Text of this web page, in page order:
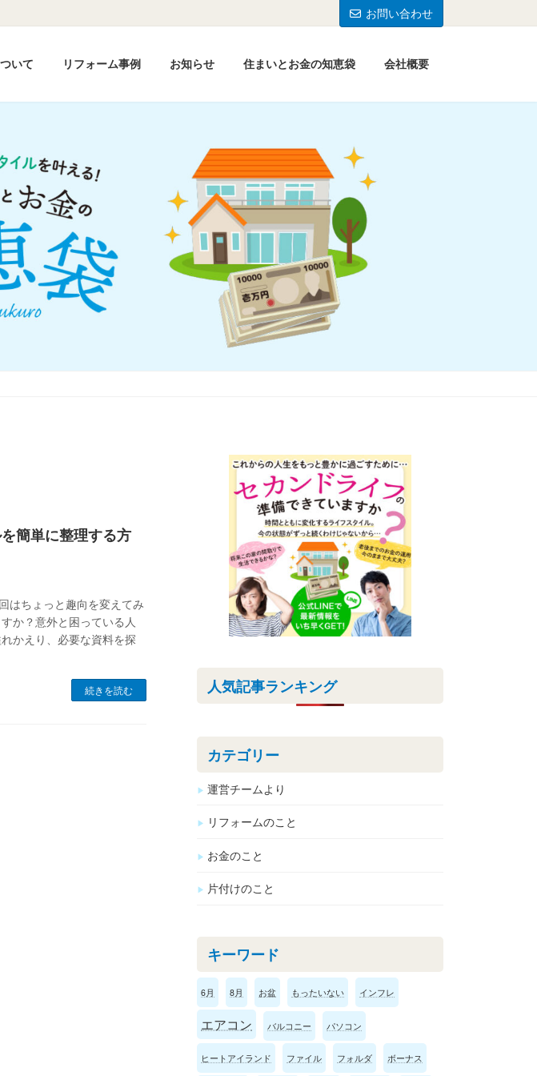
お問い合わせ
いて リフォーム事例 お知らせ 住まいとお金の知恵袋 会社概要
簡単に整理する方
はちょっと趣向を変えてみ
か？意外と困っている人
かえり、必要な資料を探
続きを読む 人気記事ランキング
カテゴリー
運営チームより
リフォームのこと
お金のこと
片付けのこと
キーワード
6月 8月 お盆 もったいない インフレ
エアコン バルコニー パソコン
ヒートアイランド ファイル フォルダ ボーナス